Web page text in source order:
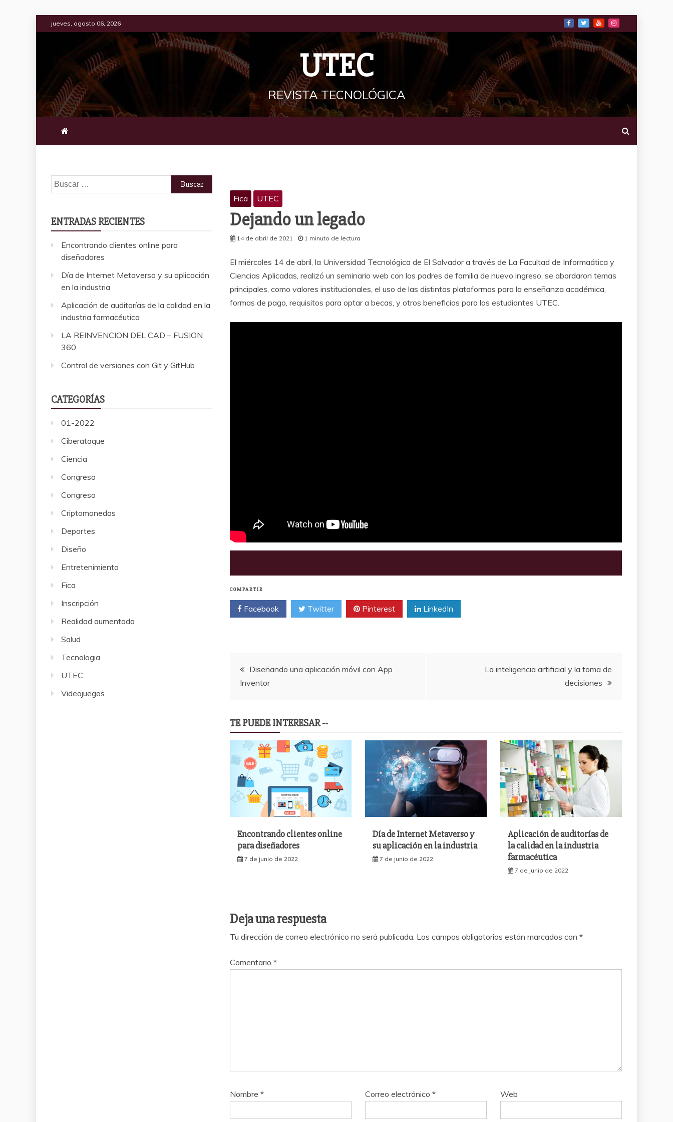
Saltar
al
jueves, agosto 06, 2026
UTEC
REVISTA TECNOLÓGICA
Fica UTEC
Dejando un legado
14 de abril de 2021 1 minuto de lectura
El miércoles 14 de abril, la Universidad Tecnológica de El Salvador a través de La Facultad de Informaática y
Ciencias Aplicadas, realizó un seminario web con los padres de familia de nuevo ingreso, se abordaron temas
principales, como valores institucionales, el uso de las distintas plataformas para la enseñanza académica,
formas de pago, requisitos para optar a becas, y otros beneficios para los estudiantes UTEC.
COMPARTIR
Facebook Twitter Pinterest LinkedIn
Navegación
entradas
Diseñando una aplicación móvil con App
Inventor
La inteligencia artificial y la toma de
decisiones
TE PUEDE INTERESAR --
Encontrando clientes online
para diseñadores
7 de junio de 2022
Día de Internet Metaverso y
su aplicación en la industria
7 de junio de 2022
Aplicación de auditorías de
la calidad en la industria
farmacéutica
7 de junio de 2022
Deja una respuesta
Tu dirección de correo electrónico no será publicada. Los campos obligatorios están marcados con *
Comentario *
Nombre * Correo electrónico* Web
Buscar:
ENTRADAS RECIENTES
Encontrando clientes online para
diseñadores
Día de Internet Metaverso y su aplicación
en la industria
Aplicación de auditorías de la calidad en la
industria farmacéutica
LA REINVENCION DEL CAD – FUSION
360
Control de versiones con Git y GitHub
CATEGORÍAS
01-2022
Ciberataque
Ciencia
Congreso
Congreso
Criptomonedas
Deportes
Diseño
Entretenimiento
Fica
Inscripción
Realidad aumentada
Salud
Tecnologia
UTEC
Videojuegos